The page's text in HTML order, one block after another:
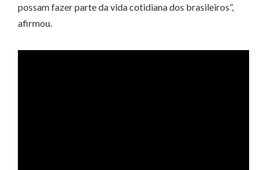
possam fazer parte da vida cotidiana dos brasileiros”,
afirmou.